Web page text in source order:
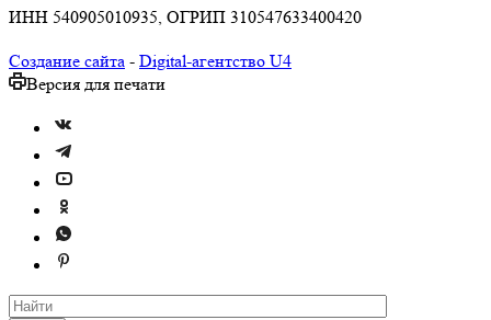
ИНН 540905010935, ОГРИП 310547633400420
Создание сайта - Digital-агентство U4
Версия для печати